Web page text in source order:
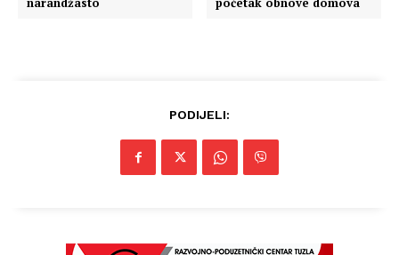
PODIJELI: